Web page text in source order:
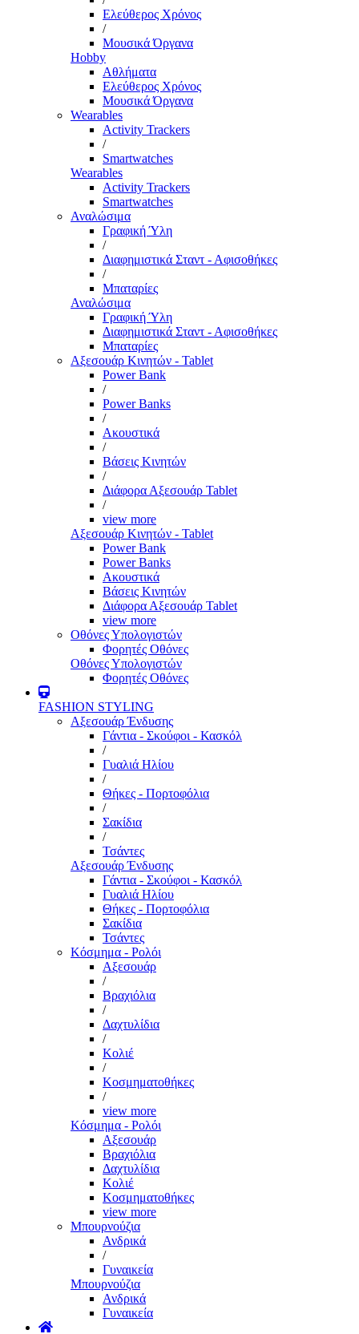
Ελεύθερος Χρόνος
/
Μουσικά Όργανα
Hobby
Αθλήματα
Ελεύθερος Χρόνος
Μουσικά Όργανα
Wearables
Activity Trackers
/
Smartwatches
Wearables
Activity Trackers
Smartwatches
Αναλώσιμα
Γραφική Ύλη
/
Διαφημιστικά Σταντ - Αφισοθήκες
/
Μπαταρίες
Αναλώσιμα
Γραφική Ύλη
Διαφημιστικά Σταντ - Αφισοθήκες
Μπαταρίες
Αξεσουάρ Κινητών - Tablet
Power Bank
/
Power Banks
/
Ακουστικά
/
Βάσεις Κινητών
/
Διάφορα Αξεσουάρ Tablet
/
view more
Αξεσουάρ Κινητών - Tablet
Power Bank
Power Banks
Ακουστικά
Βάσεις Κινητών
Διάφορα Αξεσουάρ Tablet
view more
Οθόνες Υπολογιστών
Φορητές Οθόνες
Οθόνες Υπολογιστών
Φορητές Οθόνες
FASHION STYLING
Αξεσουάρ Ένδυσης
Γάντια - Σκούφοι - Κασκόλ
/
Γυαλιά Ηλίου
/
Θήκες - Πορτοφόλια
/
Σακίδια
/
Τσάντες
Αξεσουάρ Ένδυσης
Γάντια - Σκούφοι - Κασκόλ
Γυαλιά Ηλίου
Θήκες - Πορτοφόλια
Σακίδια
Τσάντες
Κόσμημα - Ρολόι
Αξεσουάρ
/
Βραχιόλια
/
Δαχτυλίδια
/
Κολιέ
/
Κοσμηματοθήκες
/
view more
Κόσμημα - Ρολόι
Αξεσουάρ
Βραχιόλια
Δαχτυλίδια
Κολιέ
Κοσμηματοθήκες
view more
Μπουρνούζια
Ανδρικά
/
Γυναικεία
Μπουρνούζια
Ανδρικά
Γυναικεία